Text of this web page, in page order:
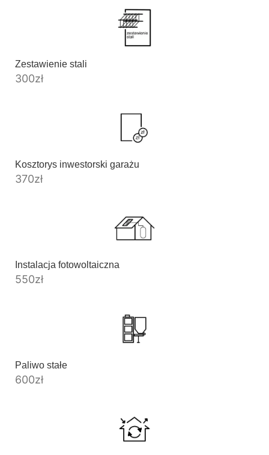
Zestawienie stali
300zł
Kosztorys inwestorski garażu
370zł
Instalacja fotowoltaiczna
550zł
Paliwo stałe
600zł